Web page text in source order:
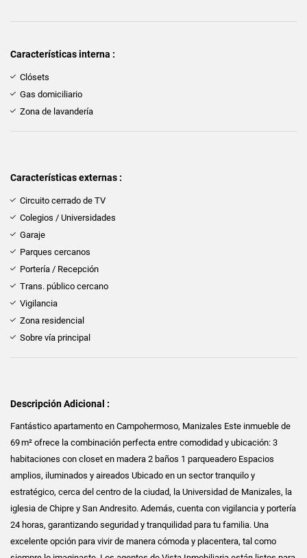
Características interna :
Clósets
Gas domiciliario
Zona de lavandería
Características externas :
Circuito cerrado de TV
Colegios / Universidades
Garaje
Parques cercanos
Portería / Recepción
Trans. público cercano
Vigilancia
Zona residencial
Sobre vía principal
Descripción Adicional :
Fantástico apartamento en Campohermoso, Manizales Este inmueble de
69 m² ofrece la combinación perfecta entre comodidad y ubicación: 3
habitaciones con closet en madera 2 baños 1 parqueadero Espacios
amplios, iluminados y aireados Ubicado en un sector tranquilo y
estratégico, cerca del centro de la ciudad, la Universidad de Manizales, la
iglesia de Chipre y San Andresito. Además, cuenta con vigilancia y portería
24 horas, garantizando seguridad y tranquilidad para tu familia. Una
excelente opción para vivir de manera cómoda y placentera, tal como